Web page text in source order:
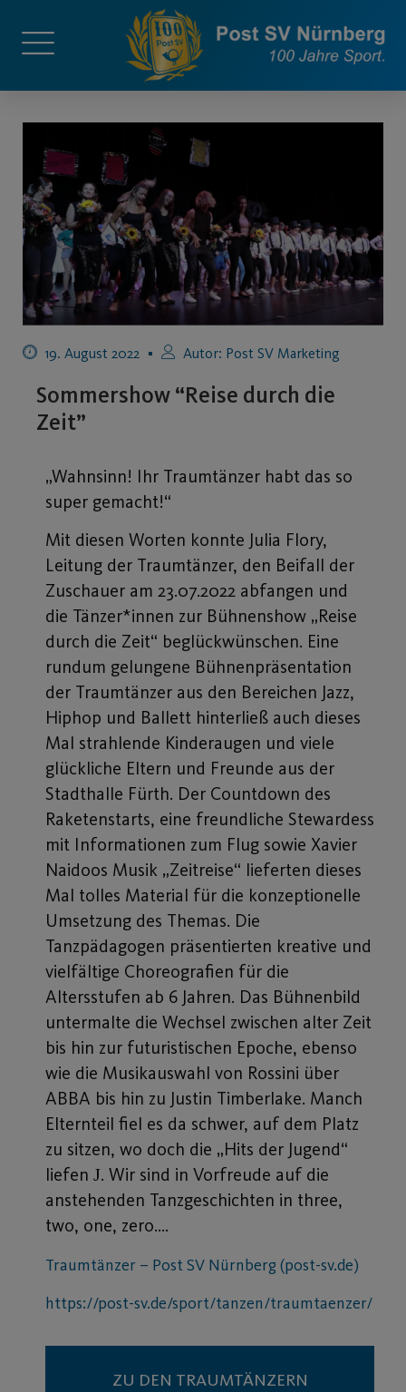
19. August 2022 Autor: Post SV Marketing
Sommershow “Reise durch die
Zeit”
„Wahnsinn! Ihr Traumtänzer habt das so
super gemacht!“
Mit diesen Worten konnte Julia Flory,
Leitung der Traumtänzer, den Beifall der
Zuschauer am 23.07.2022 abfangen und
die Tänzer*innen zur Bühnenshow „Reise
durch die Zeit“ beglückwünschen. Eine
rundum gelungene Bühnenpräsentation
der Traumtänzer aus den Bereichen Jazz,
Hiphop und Ballett hinterließ auch dieses
Mal strahlende Kinderaugen und viele
glückliche Eltern und Freunde aus der
Stadthalle Fürth. Der Countdown des
Raketenstarts, eine freundliche Stewardess
mit Informationen zum Flug sowie Xavier
Naidoos Musik „Zeitreise“ lieferten dieses
Mal tolles Material für die konzeptionelle
Umsetzung des Themas. Die
Tanzpädagogen präsentierten kreative und
vielfältige Choreografien für die
Altersstufen ab 6 Jahren. Das Bühnenbild
untermalte die Wechsel zwischen alter Zeit
bis hin zur futuristischen Epoche, ebenso
wie die Musikauswahl von Rossini über
ABBA bis hin zu Justin Timberlake. Manch
Elternteil fiel es da schwer, auf dem Platz
zu sitzen, wo doch die „Hits der Jugend“
liefen J. Wir sind in Vorfreude auf die
anstehenden Tanzgeschichten in three,
two, one, zero….
Traumtänzer – Post SV Nürnberg (post-sv.de)
https://post-sv.de/sport/tanzen/traumtaenzer/
ZU DEN TRAUMTÄNZERN